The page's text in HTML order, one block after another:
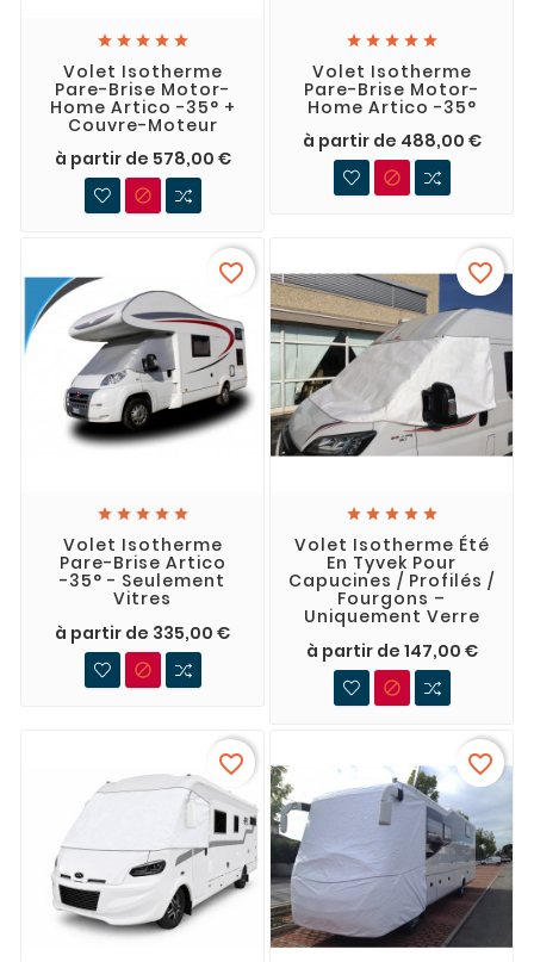
    
Volet Isotherme
Pare-Brise Motor-
Home Artico -35° +
Couvre-Moteur
à partir de 578,00 €

    
Volet Isotherme
Pare-Brise Motor-
Home Artico -35°
à partir de 488,00 €

    
Volet Isotherme
Pare-Brise Artico
-35° - Seulement
Vitres
à partir de 335,00 €

favorite_border
    
Volet Isotherme Été
En Tyvek Pour
Capucines / Profilés /
Fourgons –
Uniquement Verre
à partir de 147,00 €

favorite_border
favorite_border favorite_border